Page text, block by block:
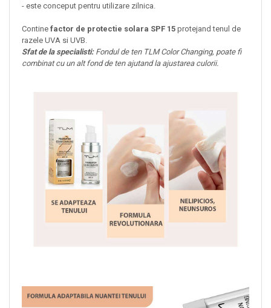
- este conceput pentru utilizare zilnica.
Contine factor de protectie solara SPF 15 protejand tenul de
razele UVA si UVB.
Sfat de la specialisti:Fondul de ten TLM Color Changing, poate fi
combinat cu un alt fond de ten ajutand la ajustarea culorii.